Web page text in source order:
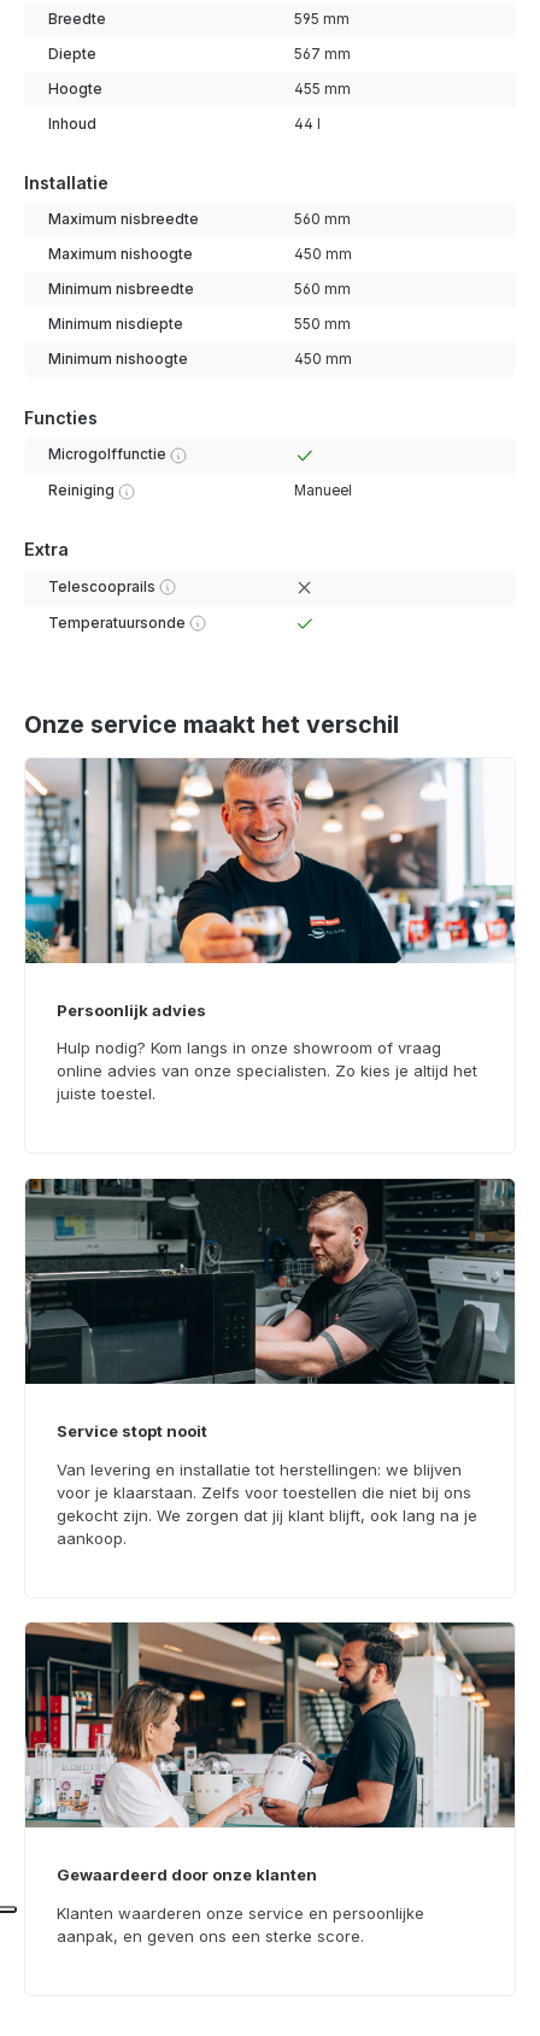
Breedte 595 mm
Diepte 567 mm
Hoogte 455 mm
Inhoud 44 l
Installatie
Maximum nisbreedte 560 mm
Maximum nishoogte 450 mm
Minimum nisbreedte 560 mm
Minimum nisdiepte 550 mm
Minimum nishoogte 450 mm
Functies
Microgolffunctie
Reiniging Manueel
Extra
Telescooprails
Temperatuursonde
Onze service maakt het verschil
Persoonlijk advies
Hulp nodig? Kom langs in onze showroom of vraag
online advies van onze specialisten. Zo kies je altijd het
juiste toestel.
Service stopt nooit
Van levering en installatie tot herstellingen: we blijven
voor je klaarstaan. Zelfs voor toestellen die niet bij ons
gekocht zijn. We zorgen dat jij klant blijft, ook lang na je
aankoop.
Gewaardeerd door onze klanten
Klanten waarderen onze service en persoonlijke
aanpak, en geven ons een sterke score.